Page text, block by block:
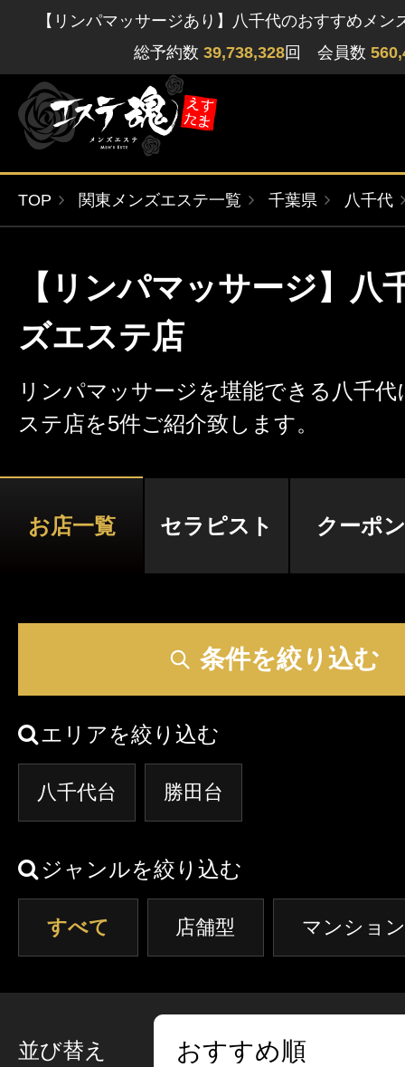
【リンパマッサージあり】八千代のおすすめメン
総予約数 39,738,328回 会員数
閲覧履歴
ゲストさん
北海道・東北版
無料会員登録
ログイン
夏の特集イベント開催中！
お店を探す
お店検索ページへ
エリアから探す
茨城 栃木 群馬
ジャンルから探す
セラピストを探す
即セラ
エリアから探す
ランキング
クーポン
口コミ
写メ日記
TOP 関東メンズエステ一覧 千葉県 八千代
【リンパマッサージ】八
ズエステ店
リンパマッサージを堪能できる八千
ステ店を5件ご紹介致します。
お店一覧 セラピスト クーポ
条件を絞り込む
エリアを絞り込む
八千代台 勝田台
ジャンルを絞り込む
すべて 店舗型 マンショ
並び替え